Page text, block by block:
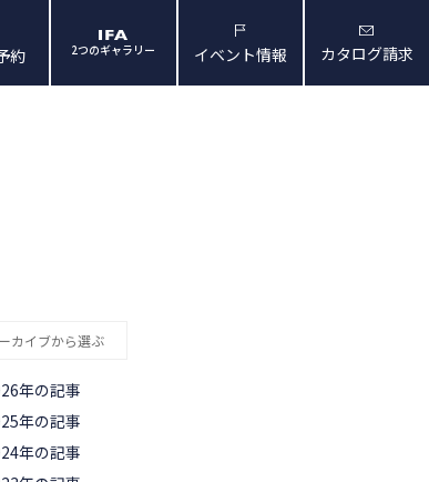
約 2つのギャラリー イベント情報 カタログ請求
カイブから選ぶ
年の記事
年の記事
年の記事